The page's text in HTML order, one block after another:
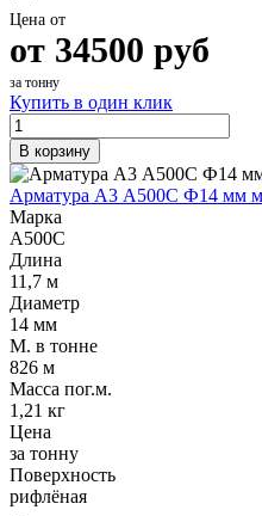
Цена от
от 34500 руб
за тонну
Купить в один клик
В корзину
Арматура А3 А500С Ф14 мм
Марка
А500С
Длина
11,7 м
Диаметр
14 мм
М. в тонне
826 м
Масса пог.м.
1,21 кг
Цена
за тонну
Поверхность
рифлёная